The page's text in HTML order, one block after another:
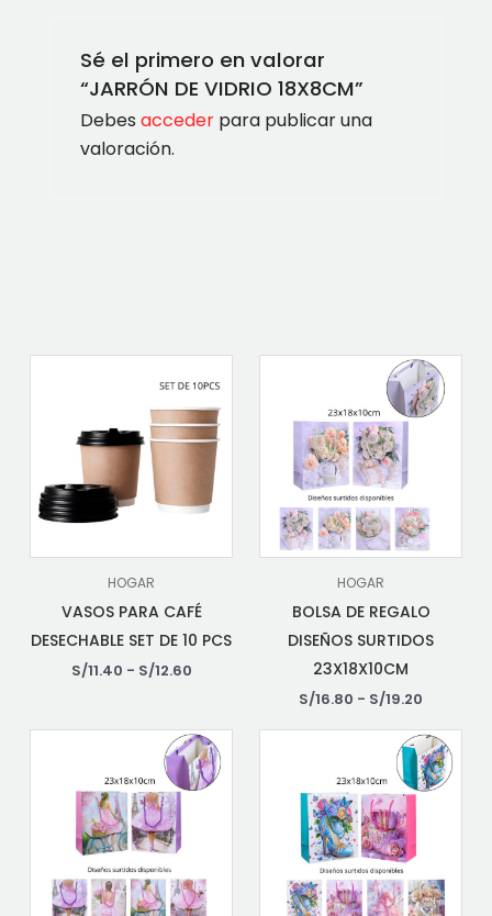
Sé el primero en valorar
“JARRÓN DE VIDRIO 18X8CM”
Debes accederpara publicar una
valoración.
HOGAR
VASOS PARA CAFÉ
DESECHABLE SET DE 10 PCS
S/11.40 - S/12.60
HOGAR
BOLSA DE REGALO
DISEÑOS SURTIDOS
23X18X10CM
S/16.80 - S/19.20